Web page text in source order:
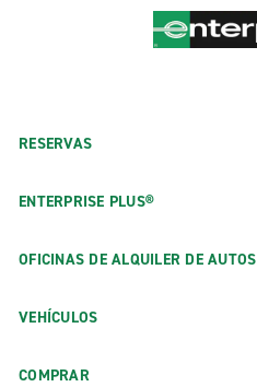
RESERVAS
ENTERPRISE PLUS®
OFICINAS DE ALQUILER DE AUTOS
VEHÍCULOS
COMPRAR